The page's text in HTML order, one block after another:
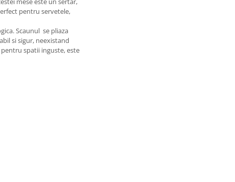
pentru servetele,
Scaunul se pliaza
si sigur, neexistand
spatii inguste, este